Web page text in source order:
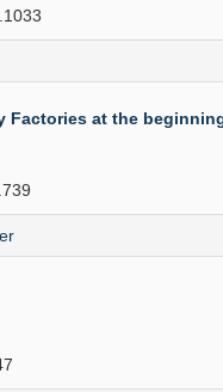
at the